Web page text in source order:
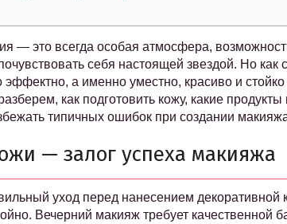
— это всегда особая атмосфера,
себя настоящей звездой. Но как
эффектно, а именно уместно, красиво и
как подготовить кожу, какие продукты
типичных ошибок при создании
— залог успеха макияжа
уход перед нанесением декоративной
Вечерний макияж требует качественной